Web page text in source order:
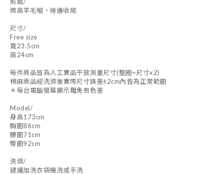
微高羊毛帽，捲邊收尾
尺寸/
Free size
寬23.5cm
高24cm
每件商品皆為人工實品平放測量尺寸(整圈=尺寸x2)
棉麻商品經洗滌後實際尺寸誤差±2cm內皆為正常範圍
＊每台電腦螢幕顯示難免有色差
Model/
身高173cm
胸圍86cm
腰圍71cm
臀圍92cm
洗滌/
建議加洗衣袋機洗或手洗